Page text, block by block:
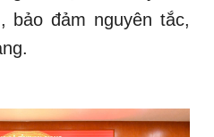
bảo đảm nguyên tắc,